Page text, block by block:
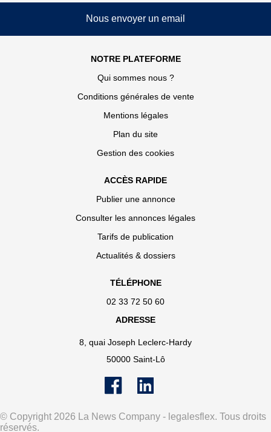
Nous envoyer un email
NOTRE PLATEFORME
Qui sommes nous ?
Conditions générales de vente
Mentions légales
Plan du site
Gestion des cookies
ACCÈS RAPIDE
Publier une annonce
Consulter les annonces légales
Tarifs de publication
Actualités & dossiers
TÉLÉPHONE
02 33 72 50 60
ADRESSE
8, quai Joseph Leclerc-Hardy
50000 Saint-Lô
© Copyright 2026 La News Company - legalesflex. Tous droits
réservés.